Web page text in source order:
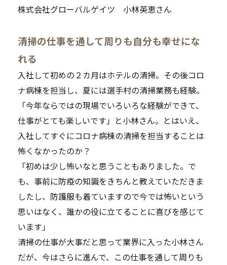
株式会社グローバルゲイツ 小林英恵さん
清掃の仕事を通して周りも自分も幸せにな
れる
入社して初めの２カ月はホテルの清掃。その後コロ
ナ病棟を担当し、夏には選手村の清掃業務も経験。
「今年ならではの現場でいろいろな経験ができて、
仕事がとても楽しいです」と小林さん。とはいえ、
入社してすぐにコロナ病棟の清掃を担当することは
怖くなかったのか？
「初めは少し怖いなと思うこともありました。で
も、事前に防疫の知識をきちんと教えていただきま
したし、防護服も着ていますので今では怖いという
思いはなく、誰かの役に立てることに喜びを感じて
います」
清掃の仕事が大事だと思って業界に入った小林さん
だが、今はさらに進んで、この仕事を通して周りも